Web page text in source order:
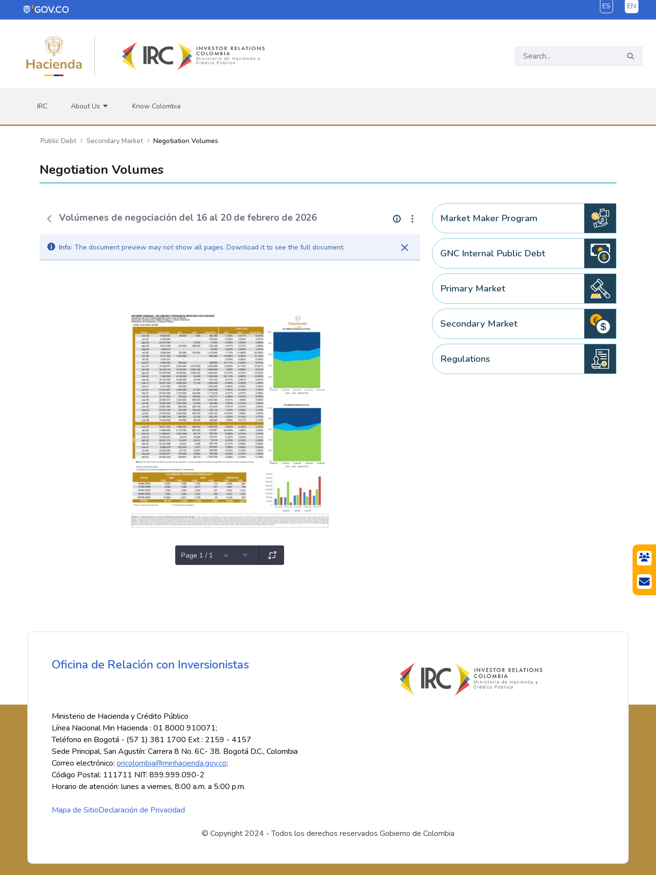
Skip to Main Content ES EN
IRC About Us Know Colombia
Public Debt Secondary Market Negotiation Volumes
Negotiation Volumes
Volúmenes de negociación del 16 al 20 de febrero de 2026
Info: The document preview may not show all pages. Download it to see the full document.
Page 1 / 1
Market Maker Program
GNC Internal Public Debt
Primary Market
Secondary Market
Regulations
Oficina de Relación con Inversionistas
Ministerio de Hacienda y Crédito Público
Línea Nacional Min Hacienda : 01 8000 910071;
Teléfono en Bogotá - (57 1) 381 1700 Ext : 2159 - 4157
Sede Principal, San Agustín: Carrera 8 No. 6C- 38. Bogotá D.C., Colombia
Correo electrónico: oricolombia@minhacienda.gov.co;
Código Postal: 111711 NIT: 899.999.090-2
Horario de atención: lunes a viernes, 8:00 a.m. a 5:00 p.m.
Mapa de SitioDeclaración de Privacidad
© Copyright 2024 - Todos los derechos reservados Gobierno de Colombia